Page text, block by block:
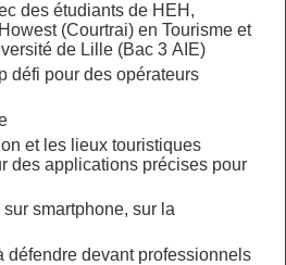
des étudiants de HEH,
(Courtrai) en Tourisme et
de Lille (Bac 3 AIE)
défi pour des opérateurs
et les lieux touristiques
des applications précises pour
smartphone, sur la
défendre devant professionnels